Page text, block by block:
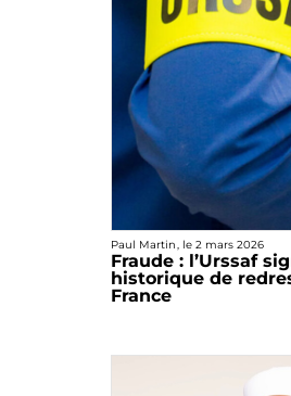
Paul Martin, le 2 mars 2026
Fraude : l’Urssaf
historique de
France